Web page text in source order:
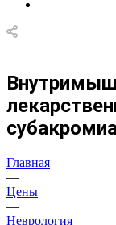
Главная
—
Цены
—
Неврология